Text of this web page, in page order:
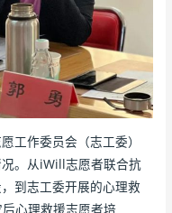
作委员会（志工委）
。从iWill志愿者联合抗
到志工委开展的心理救
心理救援志愿者培